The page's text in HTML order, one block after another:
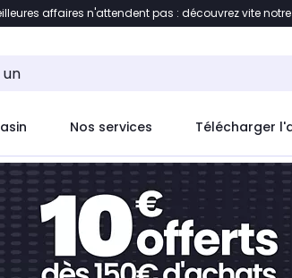
à la liste des produits Accéder
affaires n'attendent pas : découvrez vite
Nos services Télécharger